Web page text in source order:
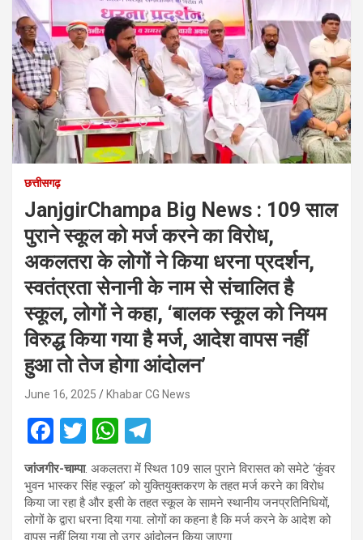
छत्तीसगढ़
JanjgirChampa Big News : 109 साल
पुराने स्कूल को मर्ज करने का विरोध,
अकलतरा के लोगों ने किया धरना प्रदर्शन,
स्वतंत्रता सेनानी के नाम से संचालित है
स्कूल, लोगों ने कहा, ‘बालक स्कूल को नियम
विरुद्ध किया गया है मर्ज, आदेश वापस नहीं
हुआ तो तेज होगा आंदोलन’
June 16, 2025 Khabar CG News
F
a
ce
b
T
wi
tt
er
W
h
at
s
el
e
gr
जांजगीर-चाम्पा. अकलतरा में स्थित 109 साल पुराने विरासत को समेटे ‘कुंवर
भुवन भास्कर सिंह स्कूल’ को युक्तियुक्तकरण के तहत मर्ज करने का विरोध
किया जा रहा है और इसी के तहत स्कूल के सामने स्थानीय जनप्रतिनिधियों,
लोगों के द्वारा धरना दिया गया. लोगों का कहना है कि मर्ज करने के आदेश को
वापस नहीं लिया गया तो उग्र आंदोलन किया जाएगा.